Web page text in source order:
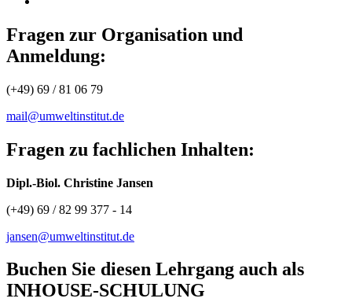
Fragen zur Organisation und
Anmeldung:
(+49) 69 / 81 06 79
mail@umweltinstitut.de
Fragen zu fachlichen Inhalten:
Dipl.-Biol. Christine Jansen
(+49) 69 / 82 99 377 - 14
jansen@umweltinstitut.de
Buchen Sie diesen Lehrgang auch als
INHOUSE-SCHULUNG